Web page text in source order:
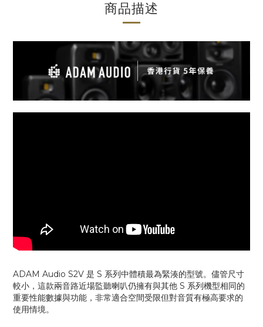
商品描述
ADAM Audio S2V 是 S 系列中體積最為緊湊的型號。儘管尺寸
較小，這款兩音路近場監聽喇叭仍擁有與其他 S 系列機型相同的
重要性能數據與功能，非常適合空間受限但對音質有極高要求的
使用情境。